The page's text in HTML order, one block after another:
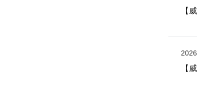
【
【